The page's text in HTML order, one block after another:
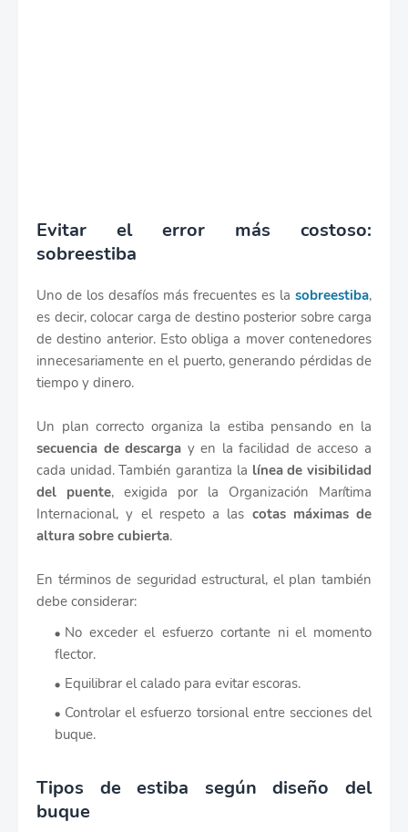
Evitar el error más costoso:
sobreestiba
Uno de los desafíos más frecuentes es la sobreestiba,
es decir, colocar carga de destino posterior sobre carga
de destino anterior. Esto obliga a mover contenedores
innecesariamente en el puerto, generando pérdidas de
tiempo y dinero.
Un plan correcto organiza la estiba pensando en la
secuencia de descarga y en la facilidad de acceso a
cada unidad. También garantiza la línea de visibilidad
del puente, exigida por la Organización Marítima
Internacional, y el respeto a las cotas máximas de
altura sobre cubierta.
En términos de seguridad estructural, el plan también
debe considerar:
No exceder el esfuerzo cortante ni el momento
flector.
Equilibrar el calado para evitar escoras.
Controlar el esfuerzo torsional entre secciones del
buque.
Tipos de estiba según diseño del
buque